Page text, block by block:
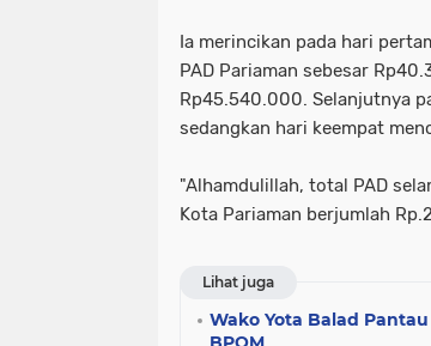
Ia merincikan pada hari
PAD Pariaman sebesar
Rp45.540.000. Selanjutnya
sedangkan hari keempat
"Alhamdulillah, total PAD
Kota Pariaman berjumlah
Lihat juga
Wako Yota Balad